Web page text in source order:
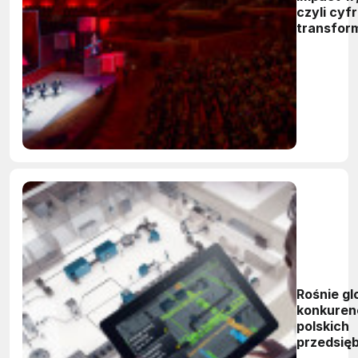
czyli
Rośnie
polskich